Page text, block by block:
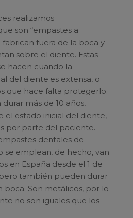
realizamos
son “empastes a
fabrican fuera de la boca y
sobre el diente. Estas
hacen cuando la
del diente es extensa, o
que hace falta protegerlo.
más de 10 años,
el estado inicial del diente,
por parte del paciente.
dentales de
se emplean, de hecho, van
en España desde el 1 de
también pueden durar
boca. Son metálicos, por lo
no son iguales que los